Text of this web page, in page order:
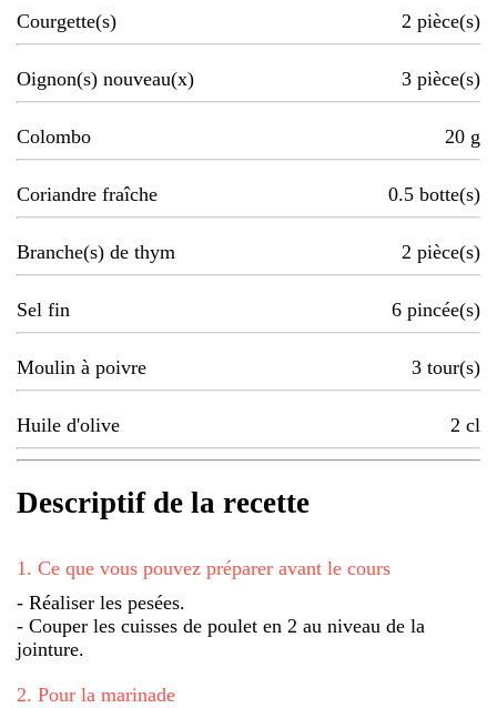
Courgette(s) 2 pièce(s)
Oignon(s) nouveau(x) 3 pièce(s)
Colombo 20 g
Coriandre fraîche 0.5 botte(s)
Branche(s) de thym 2 pièce(s)
Sel fin 6 pincée(s)
Moulin à poivre 3 tour(s)
Huile d'olive 2 cl
Descriptif de la recette
1 . Ce que vous pouvez préparer avant le cours
- Réaliser les pesées.
- Couper les cuisses de poulet en 2 au niveau de la
jointure.
2. Pour la marinade